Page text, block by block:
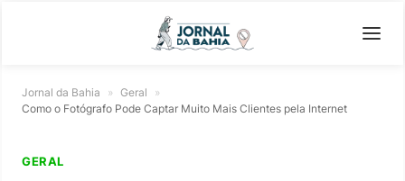
Jornal da Bahia » Geral
»
Como o Fotógrafo Pode Captar Muito Mais Clientes pela Internet
GERAL